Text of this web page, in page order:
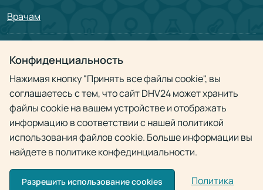
Конфиденциальность
Нажимая кнопку "Принять все файлы cookie", вы
соглашаетесь с тем, что сайт DHV24 может хранить
файлы cookie на вашем устройстве и отображать
информацию в соответствии с нашей политикой
использования файлов cookie. Больше информации вы
найдете в политике конфединциальности.
Разрешить использование cookies Политика
Врачам
Doctor Home Visit 24h
Использование материалов разрешено только при наличии активной
ссылки на источник